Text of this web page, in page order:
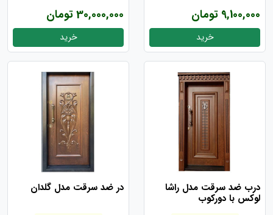
9,100,000 تومان
خرید
30,000,000 تومان
خرید
درب ضد سرقت مدل راشا
لوکس با دورکوب
در ضد سرقت مدل گلدان